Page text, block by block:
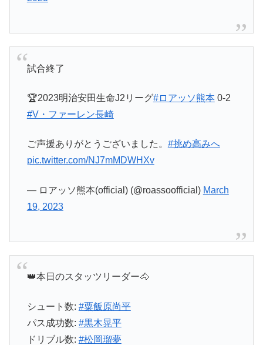
試合終了
🏆2023明治安田生命J2リーグ#ロアッソ熊本0-2
#V・ファーレン長崎
ご声援ありがとうございました。 #挑め高みへ
pic.twitter.com/NJ7mMDWHXv
— ロアッソ熊本(official) (@roassoofficial) March
19, 2023
👑本日のスタッツリーダー🐴
シュート数: #粟飯原尚平
パス成功数: #黒木晃平
ドリブル数: #松岡瑠夢